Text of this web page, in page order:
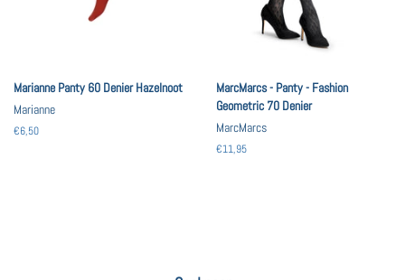
Marianne Panty 60 Denier Hazelnoot
Marianne
Normale
€6,50
MarcMarcs - Panty - Fashion
Geometric 70 Denier
MarcMarcs
Normale
€11,95